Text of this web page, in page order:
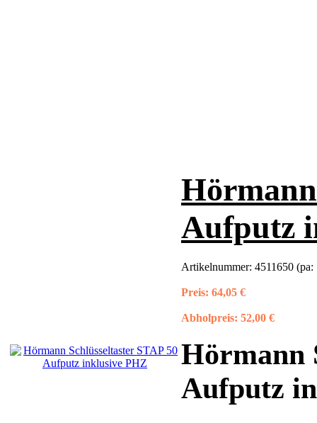
Aufputz
Artikelnummer: 4511650 (pa:
Preis: 64,05 €
Abholpreis: 52,00 €
Hörmann
Aufputz